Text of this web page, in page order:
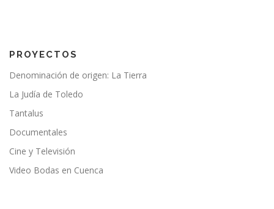
PROYECTOS
Denominación de origen: La Tierra
La Judía de Toledo
Tantalus
Documentales
Cine y Televisión
Video Bodas en Cuenca